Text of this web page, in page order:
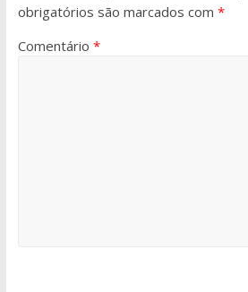
obrigatórios são marcados com *
Comentário *